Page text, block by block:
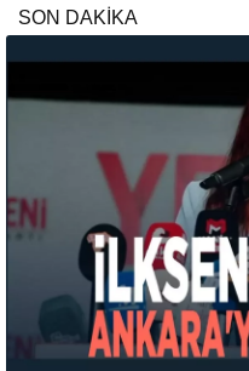
SON DAKİKA